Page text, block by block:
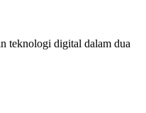
teknologi digital dalam dua